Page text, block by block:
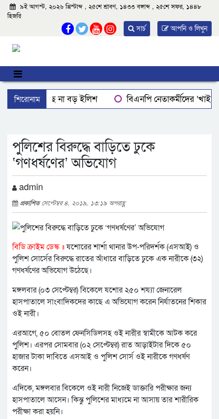
৯ই আগস্ট, ২০২৬ খ্রিস্টাব্দ , ২৫শে শ্রাবণ, ১৪৩৩ বঙ্গাব্দ , ২৫শে সফর, ১৪৪৮
হিজরি
আপনি ও লিখুন
সার্চ
শিরোনাম
বরিশালে মিলছে না বড় ইলিশ
বিএনপি নেতাকর্মীদের ‘খাই
পুলিশের বিরুদ্ধে বাড়িতে ঢুকে
‘গণধর্ষণের’ অভিযোগ
admin
প্রকাশিতসেপ্টেম্বর ৪, ২০১৯, ১৩:১৯ অপরাহ্ণ
বিডি ক্রাইম ডেস্ক ॥যশোরের শার্শা থানার উপ-পরিদর্শক (এসআই) ও
পুলিশ সোর্সের বিরুদ্ধে রাতের আঁধারে বাড়িতে ঢুকে এক নারীকে (৩২)
গণধর্ষণের অভিযোগ উঠেছে।
মঙ্গলবার (০৩ সেপ্টেম্বর) বিকেলে যশোর ২৫০ শয্যা জেনারেল
হাসপাতালে সাংবাদিকদের কাছে এ অভিযোগ করেন নির্যাতনের শিকার
ওই নারী।
এরআগে, ৫০ বোতল ফেনসিডিলসহ ওই নারীর স্বামীকে আটক করে
পুলিশ। এরপর সোমবার (০২ সেপ্টেম্বর) রাত আড়াইটার দিকে ৫০
হাজার টাকা দাবিতে এসআই ও পুলিশ সোর্স ওই নারীকে গণধর্ষণ
করেন।
এদিকে, মঙ্গলবার বিকেলে ওই নারী নিজেই ডাক্তারি পরীক্ষার জন্য
হাসপাতালে আসেন। কিন্তু পুলিশের মাধ্যমে না আসায় তার শারীরিক
পরীক্ষা করা হয়নি।